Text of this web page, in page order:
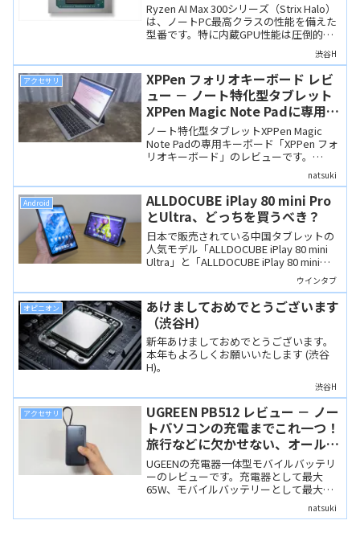
Ryzen AI Max 300シリーズ（Strix Halo）
は、ノートPC最高クラスの性能を備えた
型番です。特に内蔵GPU性能は圧倒的。
しかし、電力効率やAI性能では課題も残
り、「これが決定打」とまでは言い切れ
ない印象もあります。
渋谷H
アクセサリ
XPPen フォリオキーボード レビ
ュー － ノート特化型タブレット
XPPen Magic Note Padに専用キ
ーボードが登場
ノート特化型タブレットXPPen Magic
Note Padの専用キーボード「XPPen フォ
リオキーボード」のレビューです。
XPPen Magic Note Padのアンチグレアデ
ィスプレイはオフィスワークとの相性が
よく、またキーボードはBluetooth接続の
ため、タブレット本体と切り離して、イ
ラスト作成時の左手デバイスとして利用
できるなど、うまく使えばXPPen Magic
Note Padの可能性を広げてくれます。
natsuki
Android
ALLDOCUBE iPlay 80 mini Pro
とUltra、どっちを買うべき？
日本で販売されている中国タブレットの
人気モデル「ALLDOCUBE iPlay 80 mini
Ultra」と「ALLDOCUBE iPlay 80 mini
Pro」。同じメーカーの8インチ級タブレ
ットですが、「どっちにしようか」と迷
っている人も多いことでしょう。この記
事ではSoCとディスプレイの仕様の違い
をどう判断するか、ということを中心に
ウインタブの意見を書きます。
ウインタブ
オピニオン
あけましておめでとうございます
（渋谷H）
新年あけましておめでとうございます。
本年もよろしくお願いいたします (渋谷
H)。
渋谷H
アクセサリ
UGREEN PB512 レビュー － ノー
トパソコンの充電までこれ一つ！
旅行などに欠かせない、オールマ
イティな充電器一体型の新作モバ
イルバッテリー
UGEENの充電器一体型モバイルバッテリ
ーのレビューです。充電器として最大
65W、モバイルバッテリーとして最大
45Wという大出力で、コンセントのある
なしにかかわらず、一般的なノートパソ
natsuki